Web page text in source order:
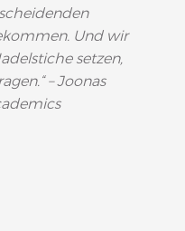
Und wir
setzen,
– Joonas